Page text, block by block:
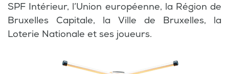
SPF Intérieur, l’Union européenne, la Région de
Bruxelles Capitale, la Ville de Bruxelles, la
Loterie Nationale et ses joueurs.